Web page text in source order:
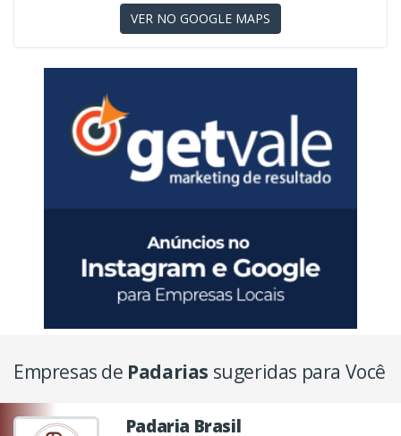
VER NO GOOGLE MAPS
Empresas de Padarias sugeridas para Você
Padaria Brasil